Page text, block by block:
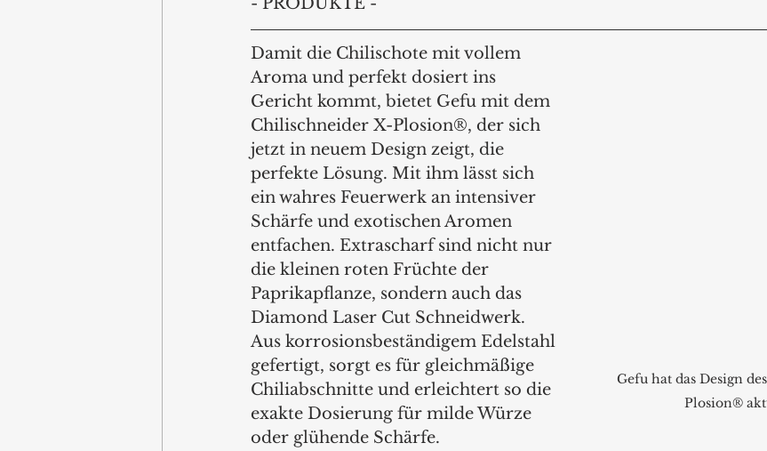
Gefu hat das Design
Plosion®
Damit die Chilischote mit vollem
Aroma und perfekt dosiert ins
Gericht kommt, bietet Gefu mit dem
Chilischneider X-Plosion®, der sich
jetzt in neuem Design zeigt, die
perfekte Lösung. Mit ihm lässt sich
ein wahres Feuerwerk an intensiver
Schärfe und exotischen Aromen
entfachen. Extrascharf sind nicht nur
die kleinen roten Früchte der
Paprikapflanze, sondern auch das
Diamond Laser Cut Schneidwerk.
Aus korrosionsbeständigem Edelstahl
gefertigt, sorgt es für gleichmäßige
Chiliabschnitte und erleichtert so die
exakte Dosierung für milde Würze
oder glühende Schärfe.